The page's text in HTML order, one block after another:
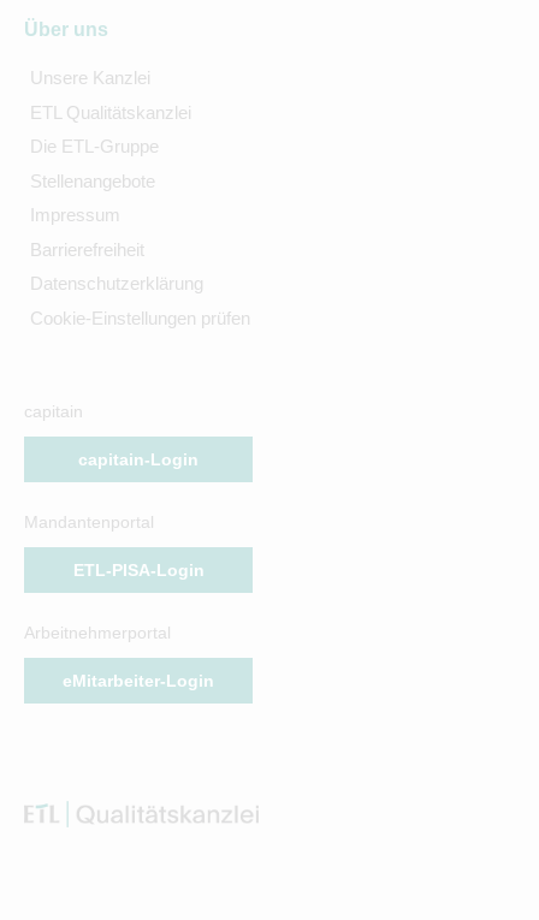
Über uns
Unsere Kanzlei
ETL Qualitätskanzlei
Die ETL-Gruppe
Stellenangebote
Impressum
Barrierefreiheit
Datenschutzerklärung
Cookie-Einstellungen prüfen
capitain
capitain-Login
Mandantenportal
ETL-PISA-Login
Arbeitnehmerportal
eMitarbeiter-Login